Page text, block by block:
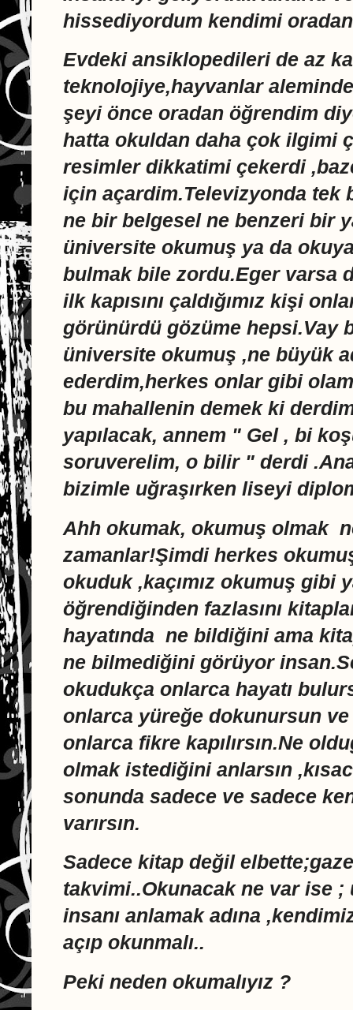
hissediyordum kendimi oradan
Evdeki ansiklopedileri de az
teknolojiye,hayvanlar
şeyi önce oradan öğrendim
hatta okuldan daha çok ilgimi
resimler dikkatimi çekerdi
için açardim.Televizyonda tek
ne bir belgesel ne benzeri bir
üniversite okumuş ya da
bulmak bile zordu.Eger varsa
ilk kapısını çaldığımız kişi
görünürdü gözüme hepsi.Vay
üniversite okumuş ,ne büyük
ederdim,herkes onlar gibi
bu mahallenin demek ki
yapılacak, annem " Gel , bi
soruverelim, o bilir " derdi
bizimle uğraşırken liseyi
Ahh okumak, okumuş olmak
zamanlar!Şimdi herkes
okuduk ,kaçımız okumuş gibi
öğrendiğinden fazlasını
hayatında ne bildiğini ama
ne bilmediğini görüyor
okudukça onlarca hayatı
onlarca yüreğe dokunursun
onlarca fikre kapılırsın.Ne
olmak istediğini anlarsın
sonunda sadece ve sadece
varırsın.
Sadece kitap değil
takvimi..Okunacak ne var ise ;
insanı anlamak adına
açıp okunmalı..
Peki neden okumalıyız ?